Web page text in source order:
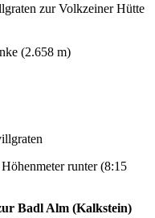
zur Volkzeiner Hütte
(2.658 m)
runter (8:15
Badl Alm (Kalkstein)